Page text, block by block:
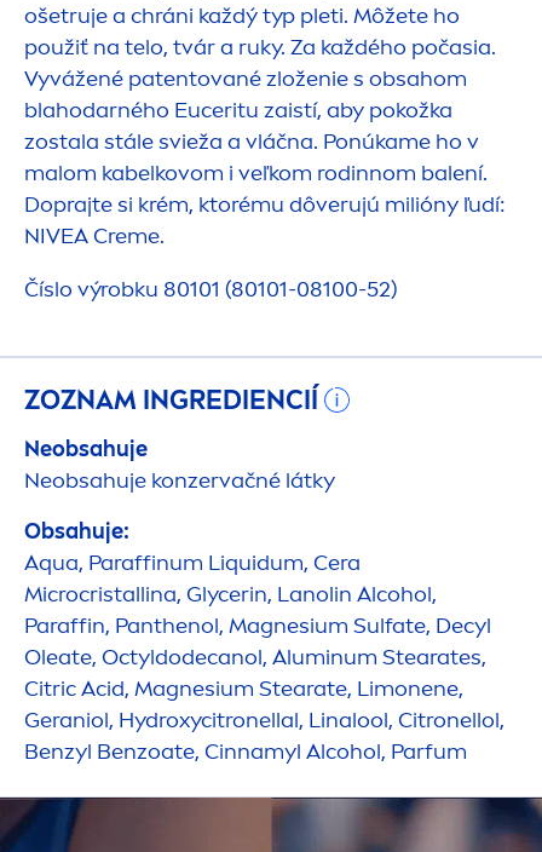
ošetruje a chráni každý typ pleti. Môžete ho
použiť na telo, tvár a ruky. Za každého počasia.
Vyvážené patentované zloženie s obsahom
blahodarného Euceritu zaistí, aby pokožka
zostala stále svieža a vláčna. Ponúkame ho v
malom kabelkovom i veľkom rodinnom balení.
Doprajte si krém, ktorému dôverujú milióny ľudí:
NIVEA Creme.
Číslo výrobku 80101 (80101-08100-52)
ZOZNAM INGREDIENCIÍ
Neobsahuje
Neobsahuje konzervačné látky
Obsahuje:
Aqua, Paraffinum Liquidum, Cera
Microcristallina, Glycerin, Lanolin Alcohol,
Paraffin, Panthenol, Magnesium Sulfate, Decyl
Oleate, Octyldodecanol, Aluminum Stearates,
Citric Acid, Magnesium Stearate, Limonene,
Geraniol, Hydroxycitronellal, Linalool, Citronellol,
Benzyl Benzoate, Cinnamyl Alcohol, Parfum